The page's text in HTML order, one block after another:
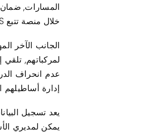
المسارات, ضمان
خلال منصة تتبع Protrack GPS, تزويدهم برؤى لا تقدر بثمن حول مواقع المركبات في أي لحظة.
لمركباتهم,
عدم انحراف
إدارة
يمكن لمديري